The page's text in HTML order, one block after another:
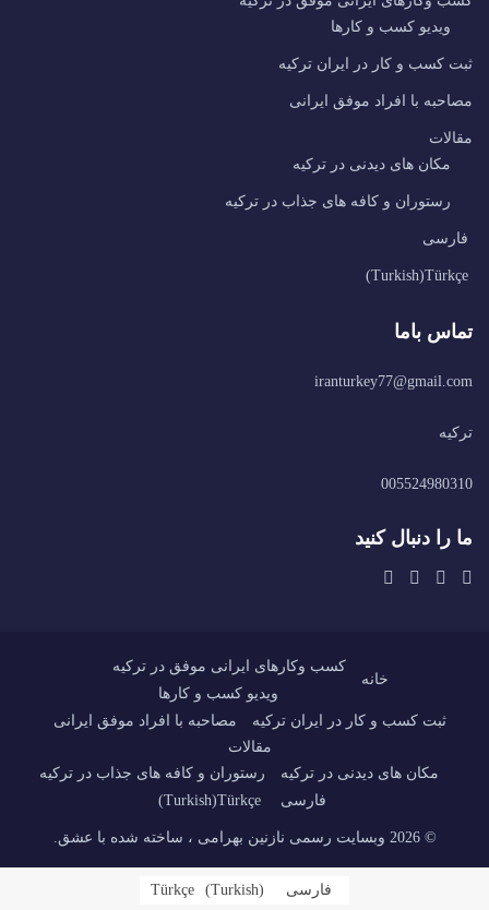
ویدیو کسب و کارها
ثبت کسب و کار در ایران ترکیه
مصاحبه با افراد موفق ایرانی
مقالات
مکان های دیدنی در ترکیه
رستوران و کافه های جذاب در ترکیه
فارسی
Türkçe
(
Turkish
)
تماس باما
iranturkey77@gmail.com
ترکیه
005524980310
ما را دنبال کنید
خانه
کسب وکارهای ایرانی موفق در ترکیه
ویدیو کسب و کارها
ثبت کسب و کار در ایران ترکیه
مصاحبه با افراد موفق ایرانی
مقالات
مکان های دیدنی در ترکیه
رستوران و کافه های جذاب در ترکیه
فارسی
Türkçe
(
Turkish
)
© 2026 وبسایت رسمی نازنین بهرامی ، ساخته شده با عشق.
فارسی Türkçe (Turkish)